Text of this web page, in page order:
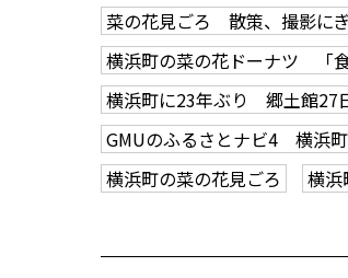
菜の花見ごろ 散策、撮影に
横浜町の菜の花ドーナツ 「
横浜町に23年ぶり 郷土館27
GMUのふるさとナビ4 横浜
横浜町の菜の花見ごろ
横